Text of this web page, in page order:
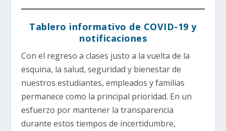
Tablero informativo de COVID-19 y
notificaciones
Con el regreso a clases justo a la vuelta de la
esquina, la salud, seguridad y bienestar de
nuestros estudiantes, empleados y familias
permanece como la principal prioridad. En un
esfuerzo por mantener la transparencia
durante estos tiempos de incertidumbre,